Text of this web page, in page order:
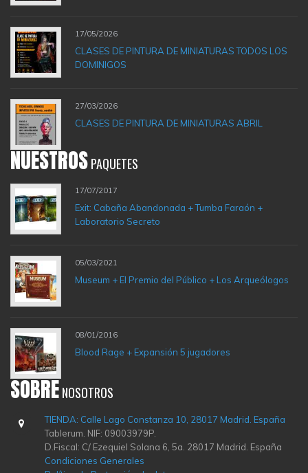
17/05/2026
CLASES DE PINTURA DE MINIATURAS TODOS LOS
DOMINIGOS
27/03/2026
CLASES DE PINTURA DE MINIATURAS ABRIL
NUESTROSPAQUETES
17/07/2017
Exit: Cabaña Abandonada + Tumba Faraón +
Laboratorio Secreto
05/03/2021
Museum + El Premio del Público + Los Arqueólogos
08/01/2016
Blood Rage + Expansión 5 jugadores
SOBRENOSOTROS
TIENDA: Calle Lago Constanza 10, 28017 Madrid. España
Tablerum. NIF: 09003979P.
D.Fiscal: C/ Ezequiel Solana 6, 5a. 28017 Madrid. España
Condiciones Generales